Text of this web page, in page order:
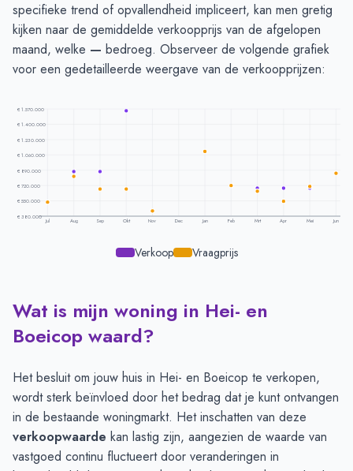
specifieke trend of opvallendheid impliceert, kan men gretig
kijken naar de gemiddelde verkoopprijs van de afgelopen
maand, welke — bedroeg. Observeer de volgende grafiek
voor een gedetailleerde weergave van de verkoopprijzen:
€ 1.570.000
€ 1.400.000
€ 1.230.000
€ 1.060.000
€ 890.000
€ 720.000
€ 550.000
€ 380.000
Jul Aug Sep Okt Nov Dec Jan Feb Mrt Apr Mei Jun
Verkoop Vraagprijs
Prijsontwikkeling per maand -Hei En Boeicop
Maand
Vraagprijs
Verkoopprijs
Juli
€ 537.500
Augustus
€ 823.333
September
€ 678.750
€ 875.000
Oktober
€ 678.750
€ 1.550.000
November
€ 440.000
December
-
Wat is mijn woning in Hei- en
Boeicop waard?
Het besluit om jouw huis in Hei- en Boeicop te verkopen,
wordt sterk beïnvloed door het bedrag dat je kunt ontvangen
in de bestaande woningmarkt. Het inschatten van deze
verkoopwaarde kan lastig zijn, aangezien de waarde van
vastgoed continu fluctueert door veranderingen in